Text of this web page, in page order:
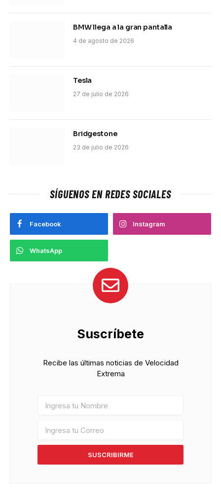
BMW llega a la gran pantalla
4 de agosto de 2026
Tesla
27 de julio de 2026
Bridgestone
23 de julio de 2026
SÍGUENOS EN REDES SOCIALES
Facebook Instagram
WhatsApp
Suscríbete
Recibe las últimas noticias de Velocidad
Extrema
SUSCRIBIRME